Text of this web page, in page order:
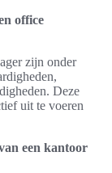
office
zijn onder
Deze
uit te voeren
een kantoor